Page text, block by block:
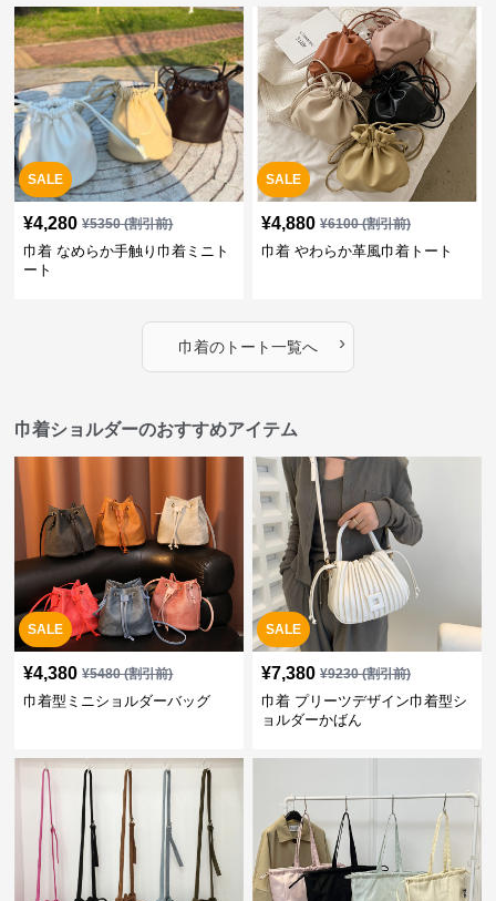
SALE
¥4,280 ¥5350(割引前)
巾着 なめらか手触り巾着ミニト
ート
SALE
¥4,880 ¥6100(割引前)
巾着 やわらか革風巾着トート
巾着のトート一覧へ ›
巾着ショルダーのおすすめアイテム
SALE
¥4,380 ¥5480(割引前)
巾着型ミニショルダーバッグ
SALE
¥7,380 ¥9230(割引前)
巾着 プリーツデザイン巾着型シ
ョルダーかばん